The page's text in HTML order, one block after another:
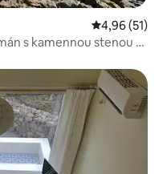
Priemerné
4,96 (51)
s kamennou stenou 5